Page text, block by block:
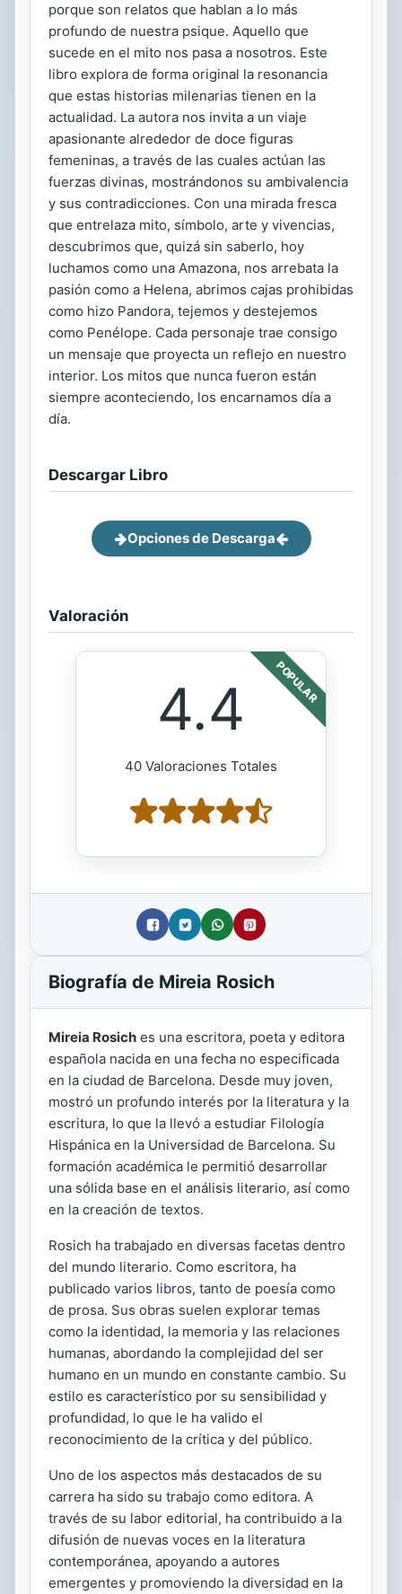
porque son relatos que hablan a lo más
profundo de nuestra psique. Aquello que
sucede en el mito nos pasa a nosotros. Este
libro explora de forma original la resonancia
que estas historias milenarias tienen en la
actualidad. La autora nos invita a un viaje
apasionante alrededor de doce figuras
femeninas, a través de las cuales actúan las
fuerzas divinas, mostrándonos su ambivalencia
y sus contradicciones. Con una mirada fresca
que entrelaza mito, símbolo, arte y vivencias,
descubrimos que, quizá sin saberlo, hoy
luchamos como una Amazona, nos arrebata la
pasión como a Helena, abrimos cajas prohibidas
como hizo Pandora, tejemos y destejemos
como Penélope. Cada personaje trae consigo
un mensaje que proyecta un reflejo en nuestro
interior. Los mitos que nunca fueron están
siempre aconteciendo, los encarnamos día a
día.
Descargar Libro
Opciones de Descarga
Valoración
POPULAR
4.4
40 Valoraciones Totales
Biografía de Mireia Rosich
Mireia Rosich es una escritora, poeta y editora
española nacida en una fecha no especificada
en la ciudad de Barcelona. Desde muy joven,
mostró un profundo interés por la literatura y la
escritura, lo que la llevó a estudiar Filología
Hispánica en la Universidad de Barcelona. Su
formación académica le permitió desarrollar
una sólida base en el análisis literario, así como
en la creación de textos.
Rosich ha trabajado en diversas facetas dentro
del mundo literario. Como escritora, ha
publicado varios libros, tanto de poesía como
de prosa. Sus obras suelen explorar temas
como la identidad, la memoria y las relaciones
humanas, abordando la complejidad del ser
humano en un mundo en constante cambio. Su
estilo es característico por su sensibilidad y
profundidad, lo que le ha valido el
reconocimiento de la crítica y del público.
Uno de los aspectos más destacados de su
carrera ha sido su trabajo como editora. A
través de su labor editorial, ha contribuido a la
difusión de nuevas voces en la literatura
contemporánea, apoyando a autores
emergentes y promoviendo la diversidad en la